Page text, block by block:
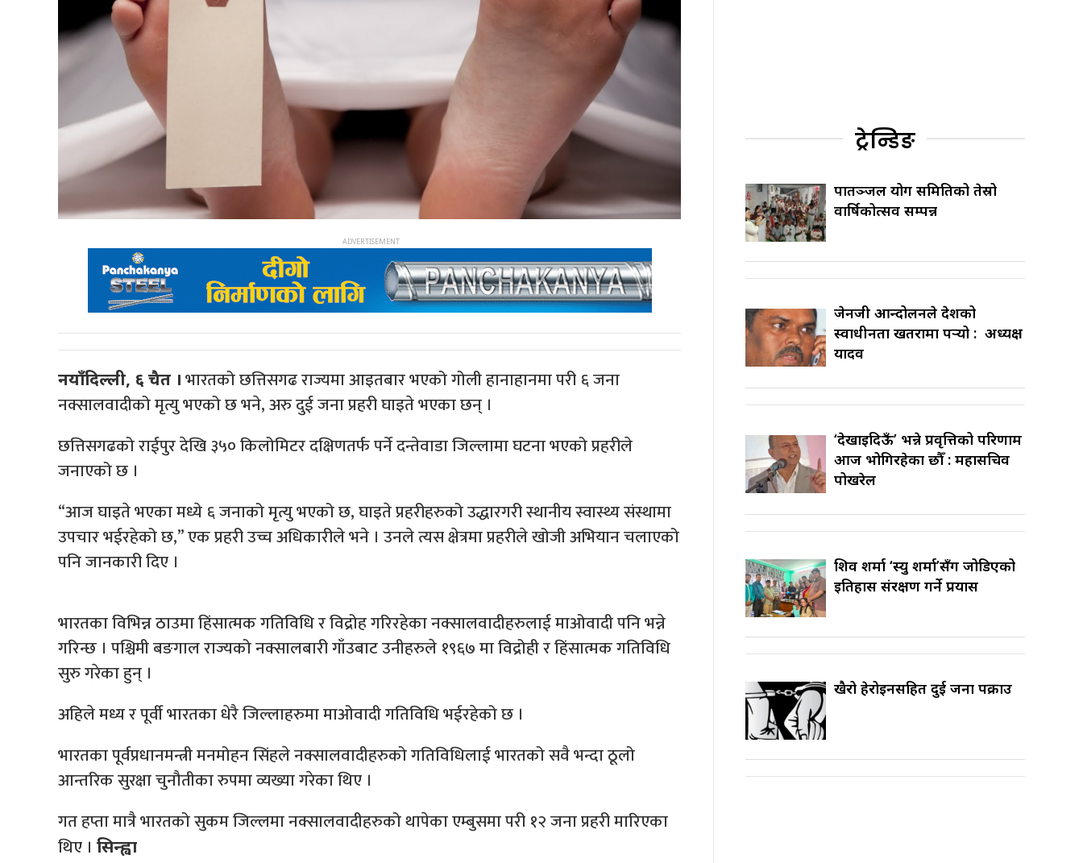
नयाँदिल्ली, ६ चैत । भारतको छत्तिसगढ राज्यमा आइतबार भएको गोली हानाहानमा परी ६ जना
नक्सालवादीको मृत्यु भएको छ भने, अरु दुई जना प्रहरी घाइते भएका छन् ।
छत्तिसगढको राईपुर देखि ३५० किलोमिटर दक्षिणतर्फ पर्ने दन्तेवाडा जिल्लामा घटना भएको प्रहरीले
जनाएको छ ।
“आज घाइते भएका मध्ये ६ जनाको मृत्यु भएको छ, घाइते प्रहरीहरुको उद्धारगरी स्थानीय स्वास्थ्य संस्थामा
उपचार भईरहेको छ,” एक प्रहरी उच्च अधिकारीले भने । उनले त्यस क्षेत्रमा प्रहरीले खोजी अभियान चलाएको
पनि जानकारी दिए ।
भारतका विभिन्न ठाउमा हिंसात्मक गतिविधि र विद्रोह गरिरहेका नक्सालवादीहरुलाई माओवादी पनि भन्ने
गरिन्छ । पश्चिमी बङगाल राज्यको नक्सालबारी गाँउबाट उनीहरुले १९६७ मा विद्रोही र हिंसात्मक गतिविधि
सुरु गरेका हुन् ।
अहिले मध्य र पूर्वी भारतका धेरै जिल्लाहरुमा माओवादी गतिविधि भईरहेको छ ।
भारतका पूर्वप्रधानमन्त्री मनमोहन सिंहले नक्सालवादीहरुको गतिविधिलाई भारतको सवै भन्दा ठूलो
आन्तरिक सुरक्षा चुनौतीका रुपमा व्यख्या गरेका थिए ।
गत हप्ता मात्रै भारतको सुकम जिल्लमा नक्सालवादीहरुको थापेका एम्बुसमा परी १२ जना प्रहरी मारिएका
थिए । सिन्ह्वा
ट्रेन्डिङ
पातञ्जल योग समितिको तेस्रो
वार्षिकोत्सव सम्पन्न
जेनजी आन्दोलनले देशको
स्वाधीनता खतरामा पर्‍यो : अध्यक्ष
यादव
‘देखाइदिऊँ’ भन्ने प्रवृत्तिको परिणाम
आज भोगिरहेका छौँ : महासचिव
पोखरेल
शिव शर्मा ‘स्यु शर्मा’सँग जोडिएको
इतिहास संरक्षण गर्ने प्रयास
खैरो हेरोइनसहित दुई जना पक्राउ